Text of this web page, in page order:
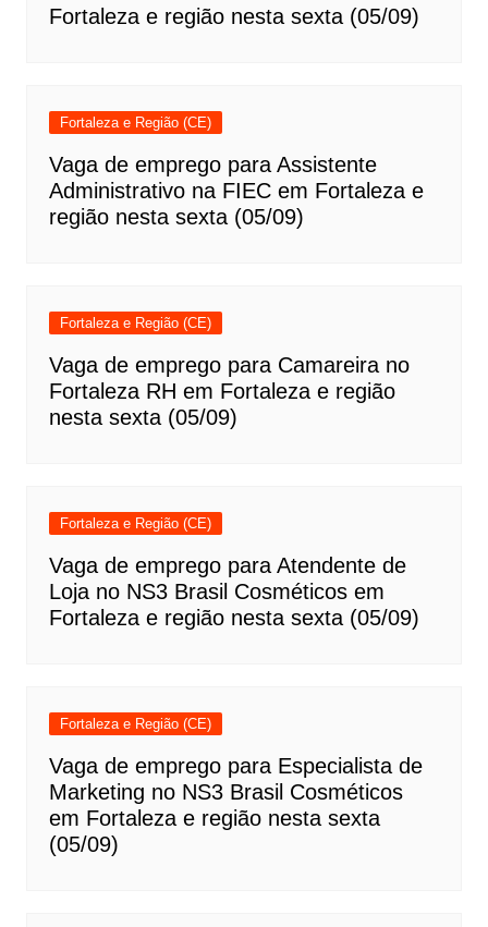
Fortaleza e região nesta sexta (05/09)
Fortaleza e Região (CE)
Vaga de emprego para Assistente
Administrativo na FIEC em Fortaleza e
região nesta sexta (05/09)
Fortaleza e Região (CE)
Vaga de emprego para Camareira no
Fortaleza RH em Fortaleza e região
nesta sexta (05/09)
Fortaleza e Região (CE)
Vaga de emprego para Atendente de
Loja no NS3 Brasil Cosméticos em
Fortaleza e região nesta sexta (05/09)
Fortaleza e Região (CE)
Vaga de emprego para Especialista de
Marketing no NS3 Brasil Cosméticos
em Fortaleza e região nesta sexta
(05/09)